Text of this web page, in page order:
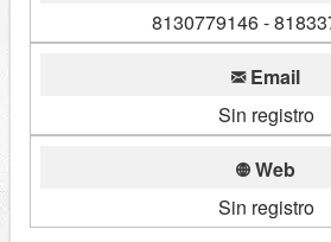
8130779146 -
Email
Sin registro
Web
Sin registro